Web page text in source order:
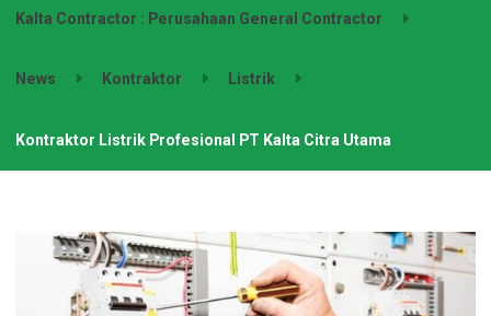
Kalta Contractor : Perusahaan General Contractor
News Kontraktor Listrik
Kontraktor Listrik Profesional PT Kalta Citra Utama